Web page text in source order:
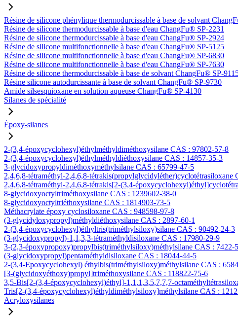
Résine de silicone phénylique thermodurcissable à base de solvant
Résine de silicone thermodurcissable à base d'eau ChangFu® SP-2231
Résine de silicone thermodurcissable à base d'eau ChangFu® SP-2924
Résine de silicone multifonctionnelle à base d'eau ChangFu® SP-5125
Résine de silicone multifonctionnelle à base d'eau ChangFu® SP-6830
Résine de silicone multifonctionnelle à base d'eau ChangFu® SP-7630
Résine de silicone thermodurcissable à base de solvant ChangFu® SP-
Résine silicone autodurcissante à base de solvant ChangFu® SP-9730
Amide silsesquioxane en solution aqueuse ChangFu® SP-4130
Silanes de spécialité
Époxy-silanes
2-(3,4-époxycyclohexyl)éthylméthyldiméthoxysilane CAS : 97802-57-8
2-(3,4-époxycyclohexyl)éthylméthyldiéthoxysilane CAS : 14857-35-3
3-glycidoxypropyldiméthoxyméthylsilane CAS : 65799-47-5
2,4,6,8-tétraméthyl-2,4,6,8-tétrakis(propylglycidyléther)cyclotétrasiloxane
2,4,6,8-tétraméthyl-2,4,6,8-tétrakis[2-(3,4-
8-glycidoxyoctyltriméthoxysilane CAS : 1239602-38-0
8-glycidoxyoctyltriéthoxysilane CAS : 1814903-73-5
Méthacrylate époxy cyclosiloxane CAS : 948598-97-8
(3-glycidyloxypropyl)méthyldiéthoxysilane CAS : 2897-60-1
2-(3,4-époxycyclohexyl)éthyltris(triméthylsiloxy)silane CAS : 90492-24-3
(3-glycidoxypropyl)-1,1,3,3-tétraméthyldisiloxane CAS : 17980-29-9
3-(2,3-époxypropoxy)propylbis(triméthylsiloxy)méthylsilane CAS : 7422-
(3-glycidoxypropyl)pentaméthyldisiloxane CAS : 18044-44-5
2-(3,4-Epoxycyclohexyl) éthylbis(triméthylsiloxy)méthylsilane CAS :
[3-(glycidoxyéthoxy)propyl]triméthoxysilane CAS : 118822-75-6
3,5-Bis[2-(3,4-époxycyclohexyl)éthyl]-1,1,1,3,5,7,7,7-
Tris[2-(3,4-époxycyclohexyl)éthyldiméthylsiloxy]méthylsilane CAS :
Acryloxysilanes